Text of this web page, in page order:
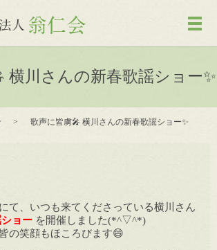
メ
横川さんの新春歌謡ショー✨
歌声に皆虜🎤 横川さんの新春歌謡ショー✨
て、いつも来てくださっている横川さん
ョー を開催しました(*^▽^*)
の笑顔もほころびます😄